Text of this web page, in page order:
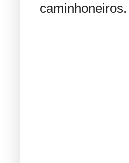
caminhoneiros.